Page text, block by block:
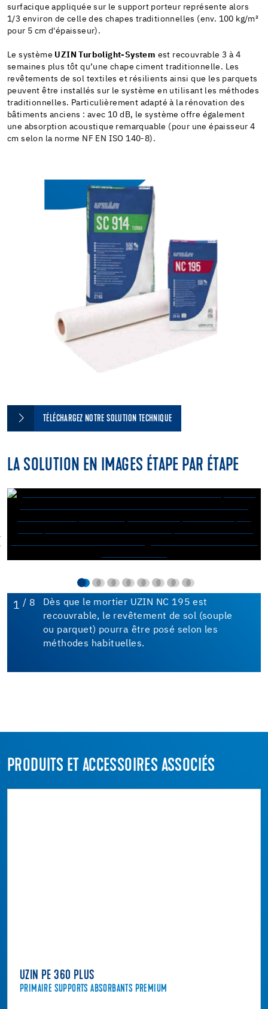
surfacique appliquée sur le support porteur représente alors
1/3 environ de celle des chapes traditionnelles (env. 100 kg/m²
pour 5 cm d'épaisseur).
Le système UZIN Turbolight-System est recouvrable 3 à 4
semaines plus tôt qu’une chape ciment traditionnelle. Les
revêtements de sol textiles et résilients ainsi que les parquets
peuvent être installés sur le système en utilisant les méthodes
traditionnelles. Particulièrement adapté à la rénovation des
bâtiments anciens : avec 10 dB, le système offre également
une absorption acoustique remarquable (pour une épaisseur 4
cm selon la norme NF EN ISO 140-8).
TÉLÉCHARGEZ NOTRE SOLUTION TECHNIQUE
LA SOLUTION EN IMAGES ÉTAPE PAR ÉTAPE
1 / 8
Dès que le mortier UZIN NC 195 est
recouvrable, le revêtement de sol (souple
ou parquet) pourra être posé selon les
méthodes habituelles.
PRODUITS ET ACCESSOIRES ASSOCIÉS
UZIN PE 360 PLUS
PRIMAIRE SUPPORTS ABSORBANTS PREMIUM